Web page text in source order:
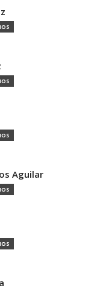
Aguilar